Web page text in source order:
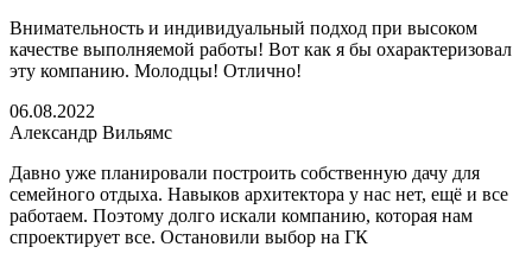
Внимательность и индивидуальный подход при высоком
качестве выполняемой работы! Вот как я бы охарактеризовал
эту компанию. Молодцы! Отлично!
06.08.2022
Александр Вильямс
Давно уже планировали построить собственную дачу для
семейного отдыха. Навыков архитектора у нас нет, ещё и все
работаем. Поэтому долго искали компанию, которая нам
спроектирует все. Остановили выбор на ГК